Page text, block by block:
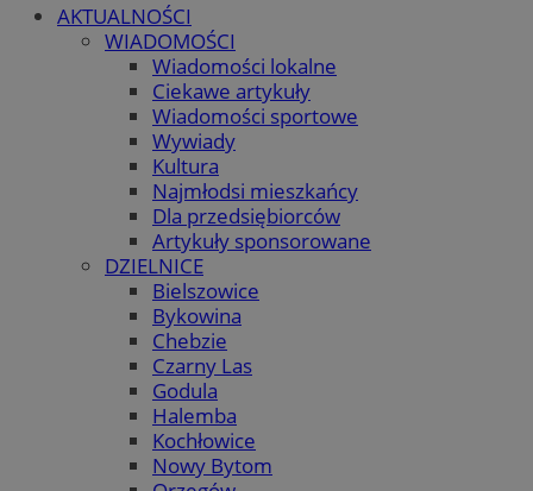
AKTUALNOŚCI
WIADOMOŚCI
Wiadomości lokalne
Ciekawe artykuły
Wiadomości sportowe
Wywiady
Kultura
Najmłodsi mieszkańcy
Dla przedsiębiorców
Artykuły sponsorowane
DZIELNICE
Bielszowice
Bykowina
Chebzie
Czarny Las
Godula
Halemba
Kochłowice
Nowy Bytom